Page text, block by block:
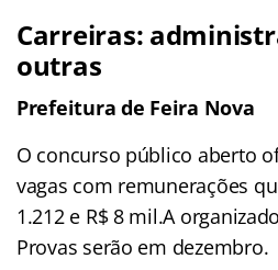
Carreiras:
outras
Prefeitura de Feira Nova
O concurso público aberto
vagas com remunerações
1.212 e R$ 8 mil.A
Provas serão em dezembro.